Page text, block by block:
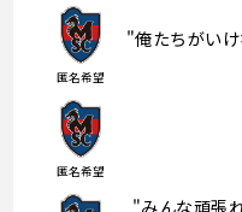
匿名希望
"俺たちがい
匿名希望
"みんな頑張